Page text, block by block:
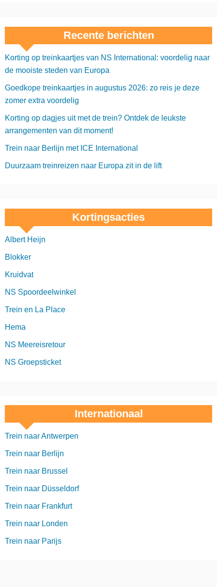
Recente berichten
Korting op treinkaartjes van NS International: voordelig naar
de mooiste steden van Europa
Goedkope treinkaartjes in augustus 2026: zo reis je deze
zomer extra voordelig
Korting op dagjes uit met de trein? Ontdek de leukste
arrangementen van dit moment!
Trein naar Berlijn met ICE International
Duurzaam treinreizen naar Europa zit in de lift
Kortingsacties
Albert Heijn
Blokker
Kruidvat
NS Spoordeelwinkel
Trein en La Place
Hema
NS Meereisretour
NS Groepsticket
Internationaal
Trein naar Antwerpen
Trein naar Berlijn
Trein naar Brussel
Trein naar Düsseldorf
Trein naar Frankfurt
Trein naar Londen
Trein naar Parijs